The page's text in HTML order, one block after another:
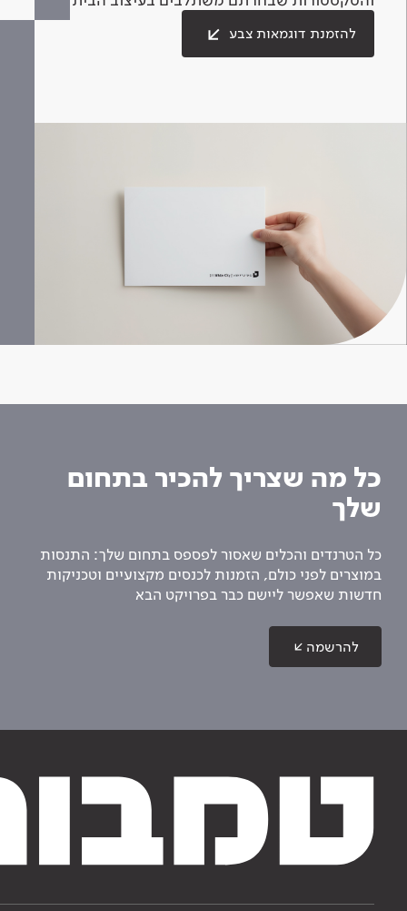
להזמנת דוגמאות צבע
כל מה שצריך להכיר בתחום
שלך
כל הטרנדים והכלים שאסור לפספס בתחום שלך: התנסות
במוצרים לפני כולם, הזמנות לכנסים מקצועיים וטכניקות
חדשות שאפשר ליישם כבר בפרויקט הבא
להרשמה